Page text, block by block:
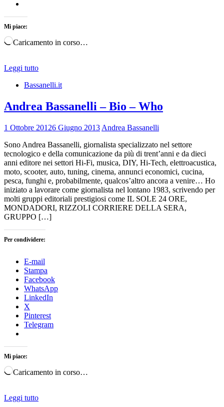
Mi piace:
Caricamento in corso…
Leggi tutto
Bassanelli.it
Andrea Bassanelli – Bio – Who
1 Ottobre 20126 Giugno 2013 Andrea Bassanelli
Sono Andrea Bassanelli, giornalista specializzato nel settore
tecnologico e della comunicazione da più di trent’anni e da dieci
anni editore nei settori Hi-Fi, musica, DIY, Hi-Tech, elettroacustica,
moto, scooter, auto, tuning, cinema, annunci economici, cucina,
pesca, funghi e, probabilmente, qualcos’altro ancora a venire… Ho
iniziato a lavorare come giornalista nel lontano 1983, scrivendo per
molti gruppi editoriali prestigiosi come IL SOLE 24 ORE,
MONDADORI, RIZZOLI CORRIERE DELLA SERA,
GRUPPO […]
Per condividere:
E-mail
Stampa
Facebook
WhatsApp
LinkedIn
X
Pinterest
Telegram
Mi piace:
Caricamento in corso…
Leggi tutto